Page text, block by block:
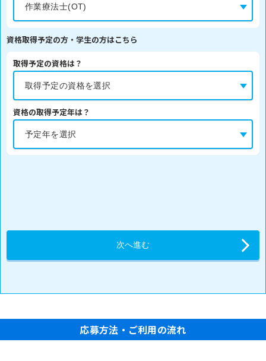
資格取得予定の方・学生の方はこちら
取得予定の資格は？
資格の取得予定年は？
応募方法・ご利用の流れ